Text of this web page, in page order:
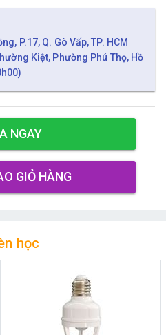
P.17, Q. Gò Vấp, TP. HCM
Kiệt, Phường Phú Thọ, Hồ
NGAY
GIỎ HÀNG
học